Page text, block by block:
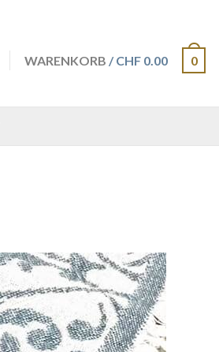
WARENKORB / CHF 0.00 0